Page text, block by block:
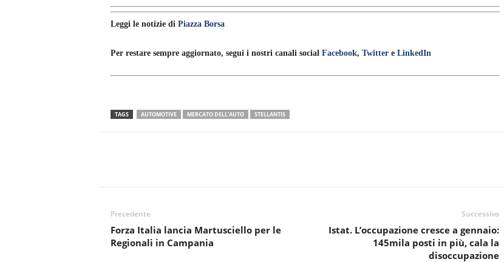
Leggi le notizie di Piazza Borsa
Per restare sempre aggiornato, segui i nostri canali social Facebook, Twittere LinkedIn
TAGS AUTOMOTIVE MERCATO DELL'AUTO STELLANTIS
Precedente
Forza Italia lancia Martusciello per le
Regionali in Campania
Successivo
Istat. L’occupazione cresce a gennaio:
145mila posti in più, cala la
disoccupazione